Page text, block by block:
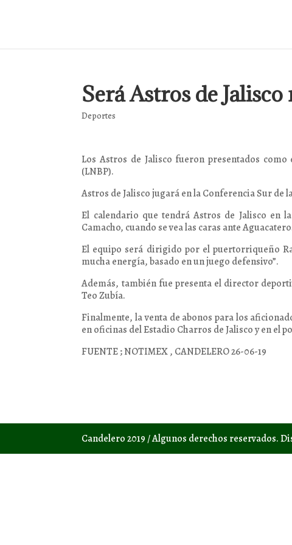
Será Astros de
Deportes
Los Astros de Jalisco fueron presentados
(LNBP).
Astros de Jalisco jugará en la Conferencia Sur de
El calendario que tendrá Astros de Jalisco en
Camacho, cuando se vea las caras ante
El equipo será dirigido por el puertorriqueño
mucha energía, basado en un juego defensivo”.
Además, también fue presenta el director
Teo Zubía.
Finalmente, la venta de abonos para los
en oficinas del Estadio Charros de Jalisco y en el
FUENTE ; NOTIMEX , CANDELERO 26-06-19
Candelero 2019 / Algunos derechos reservados.